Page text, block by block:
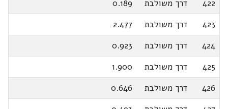
422
דרך משולבת
0.189
423
דרך משולבת
2.477
424
דרך משולבת
0.923
425
דרך משולבת
1.900
426
דרך משולבת
0.646